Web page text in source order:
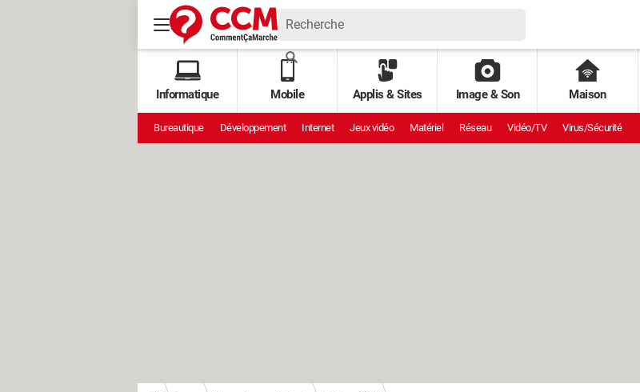
Informatique Mobile Applis & Sites Image & Son Maison
Bureautique Développement Internet Jeux vidéo Matériel Réseau Vidéo/TV Virus/Sécurité